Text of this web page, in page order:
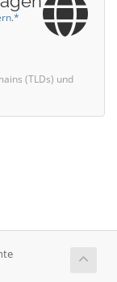
(TLDs) und